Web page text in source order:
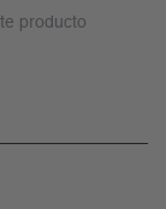
producto